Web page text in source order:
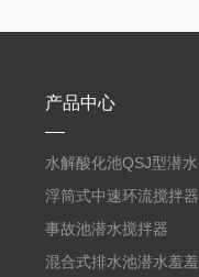
产品中心
水解酸化池QSJ型潜水
羞羞APP在线下载
浮筒式中速环流搅拌器
事故池潜水搅拌器
混合式排水池潜水羞羞